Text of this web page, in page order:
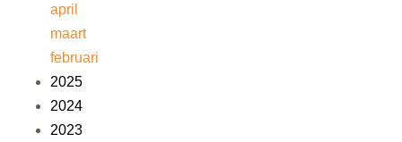
april
maart
februari
2025
2024
2023